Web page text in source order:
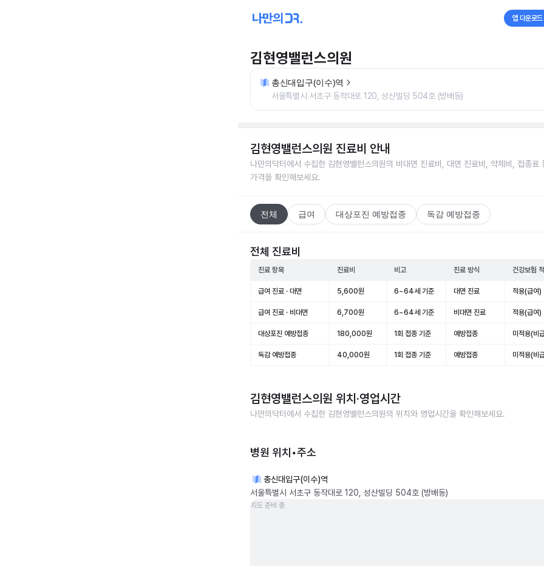
앱 다운로드
김현영밸런스의원
총신대입구(이수)역
서울특별시 서초구 동작대로 120, 성산빌딩 504호 (방배동)
김현영밸런스의원 진료비 안내
나만의닥터에서 수집한 김현영밸런스의원의 비대면 진료비, 대면 진료비, 약제비, 접종료
가격을 확인해보세요.
전체 급여 대상포진 예방접종 독감 예방접종
전체 진료비
진료 항목 진료비 비고 진료 방식 건강보험
급여 진료 · 대면 5,600원 6~64세 기준 대면 진료 적용(급여)
급여 진료 · 비대면 6,700원 6~64세 기준 비대면 진료 적용(급여)
대상포진 예방접종 180,000원 1회 접종 기준 예방접종 미적용(비
독감 예방접종 40,000원 1회 접종 기준 예방접종 미적용(비
김현영밸런스의원 위치·영업시간
나만의닥터에서 수집한 김현영밸런스의원의 위치와 영업시간을 확인해보세요.
병원 위치•주소
총신대입구(이수)역
서울특별시 서초구 동작대로 120, 성산빌딩 504호 (방배동)
지도 준비 중